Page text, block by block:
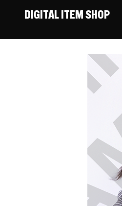
DIGITAL ITEM SHOP